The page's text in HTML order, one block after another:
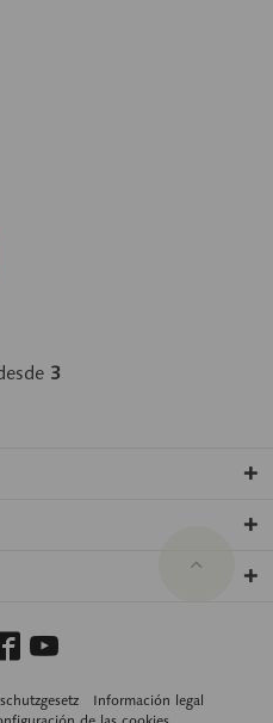
3
Información legal